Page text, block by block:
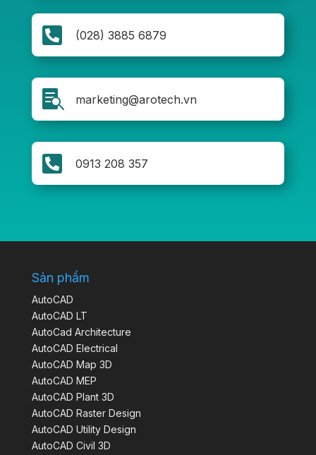
 (028) 3885 6879
 marketing@arotech.vn
 0913 208 357
Sản phẩm
AutoCAD
AutoCAD LT
AutoCad Architecture
AutoCAD Electrical
AutoCAD Map 3D
AutoCAD MEP
AutoCAD Plant 3D
AutoCAD Raster Design
AutoCAD Utility Design
AutoCAD Civil 3D